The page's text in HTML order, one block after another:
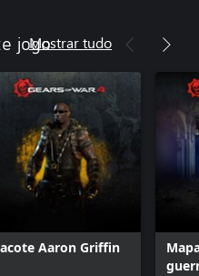
jogo
Mostrar tudo
Aaron Griffin